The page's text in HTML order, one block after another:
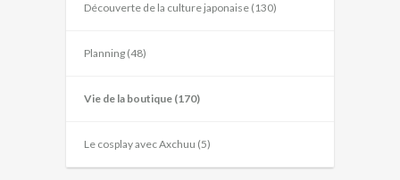
Découverte de la culture japonaise (130)
Planning (48)
Vie de la boutique (170)
Le cosplay avec Axchuu (5)